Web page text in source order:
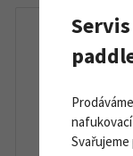
Svařujeme